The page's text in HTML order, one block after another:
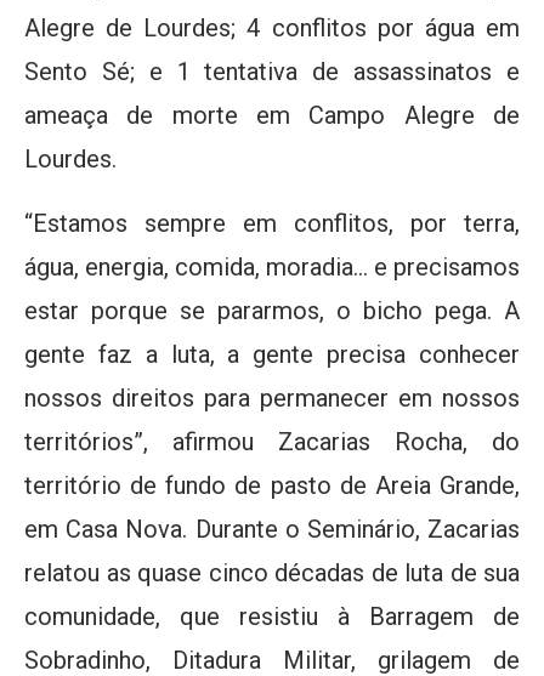
Alegre de Lourdes; 4 conflitos por água em
Sento Sé; e 1 tentativa de assassinatos e
ameaça de morte em Campo Alegre de
Lourdes.
“Estamos sempre em conflitos, por terra,
água, energia, comida, moradia… e precisamos
estar porque se pararmos, o bicho pega. A
gente faz a luta, a gente precisa conhecer
nossos direitos para permanecer em nossos
territórios”, afirmou Zacarias Rocha, do
território de fundo de pasto de Areia Grande,
em Casa Nova. Durante o Seminário, Zacarias
relatou as quase cinco décadas de luta de sua
comunidade, que resistiu à Barragem de
Sobradinho, Ditadura Militar, grilagem de